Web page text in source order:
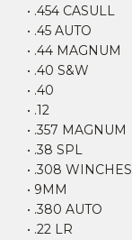
• .454 CASULL
• .45 AUTO
• .44 MAGNUM
• .40 S&W
• .40
• .12
• .357 MAGNUM
• .38 SPL
• .308
• 9MM
• .380 AUTO
• .22 LR